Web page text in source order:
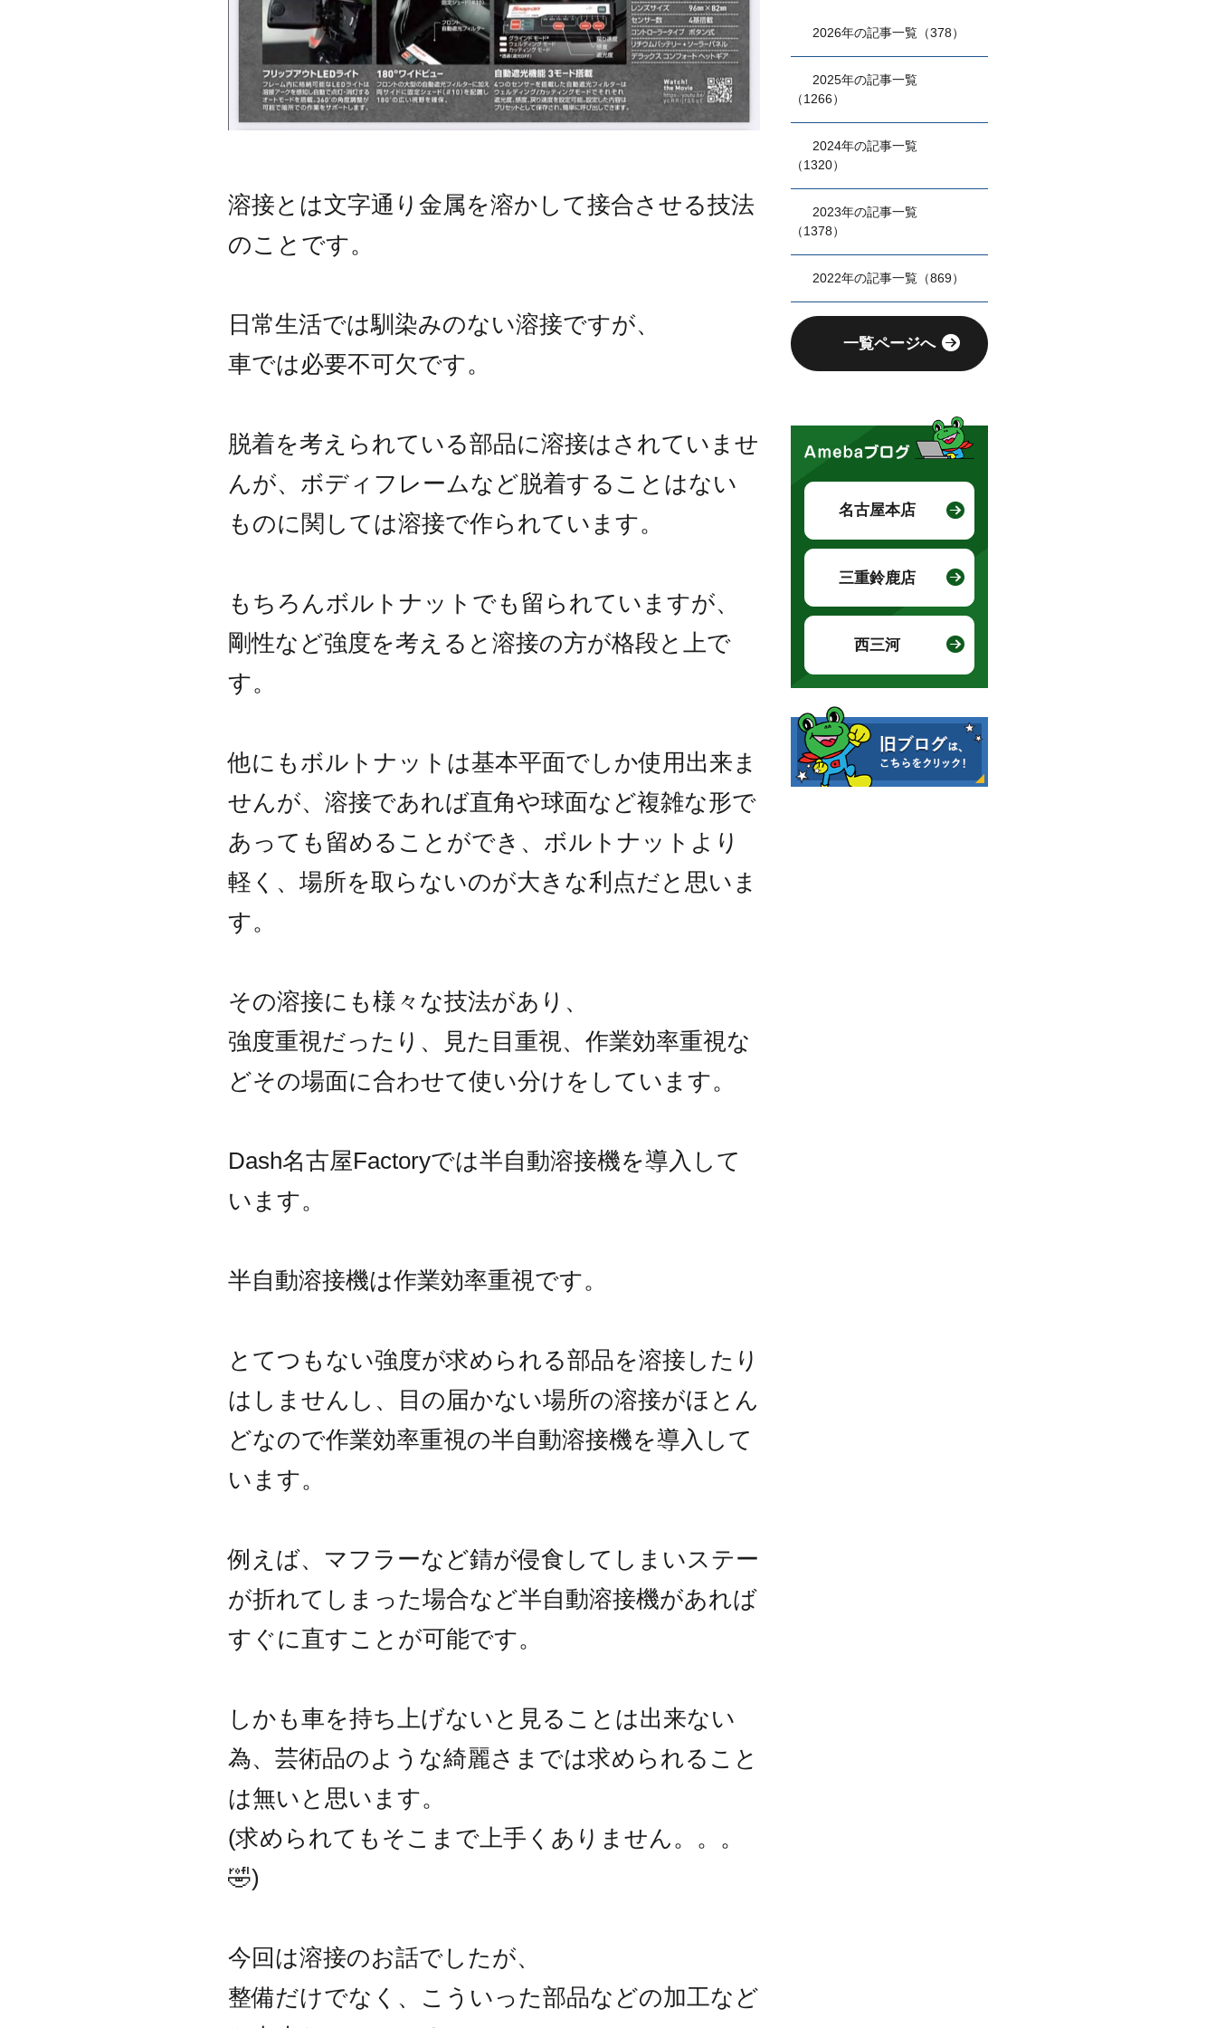
溶接とは文字通り金属を溶かして接合させる技法
のことです。
日常生活では馴染みのない溶接ですが、
車では必要不可欠です。
脱着を考えられている部品に溶接はされていませ
んが、ボディフレームなど脱着することはない
ものに関しては溶接で作られています。
もちろんボルトナットでも留られていますが、
剛性など強度を考えると溶接の方が格段と上で
す。
他にもボルトナットは基本平面でしか使用出来ま
せんが、溶接であれば直角や球面など複雑な形で
あっても留めることができ、ボルトナットより
軽く、場所を取らないのが大きな利点だと思いま
す。
その溶接にも様々な技法があり、
強度重視だったり、見た目重視、作業効率重視な
どその場面に合わせて使い分けをしています。
Dash名古屋Factoryでは半自動溶接機を導入して
います。
半自動溶接機は作業効率重視です。
とてつもない強度が求められる部品を溶接したり
はしませんし、目の届かない場所の溶接がほとん
どなので作業効率重視の半自動溶接機を導入して
います。
例えば、マフラーなど錆が侵食してしまいステー
が折れてしまった場合など半自動溶接機があれば
すぐに直すことが可能です。
しかも車を持ち上げないと見ることは出来ない
為、芸術品のような綺麗さまでは求められること
は無いと思います。
(求められてもそこまで上手くありません。。。
🤣)
今回は溶接のお話でしたが、
整備だけでなく、こういった部品などの加工など
2026年の記事一覧（378）
2025年の記事一覧
（1266）
2024年の記事一覧
（1320）
2023年の記事一覧
（1378）
2022年の記事一覧（869）
一覧ページへ
名古屋本店
三重鈴鹿店
西三河